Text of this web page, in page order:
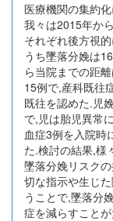
医療機関の集約
我々は2015年か
それぞれ後方視
うち墜落分娩は
ら当院までの距
15例で,産科既往
既往を認めた.児
で,児は胎児異常
血症3例を入院時
た.検討の結果,様
墜落分娩リスク
切な指示や生じ
うことで,墜落分
症を減らすこと